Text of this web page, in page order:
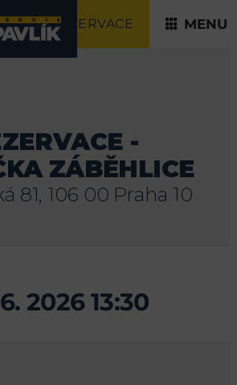
MENU
REZERVACE
-
ZÁBĚHLICE
81, 106 00 Praha 10
2026 13:30